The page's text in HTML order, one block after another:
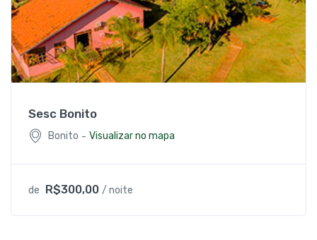
Sesc Bonito
Bonito - Visualizar no mapa
de R$300,00 / noite